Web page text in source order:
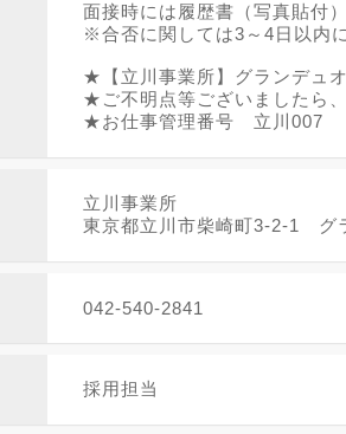
面接時には履歴書（写真貼付
※合否に関しては3～4日以内
★【立川事業所】グランデュ
★ご不明点等ございましたら
★お仕事管理番号 立川007
立川事業所
東京都立川市柴崎町3-2-1 グ
042-540-2841
採用担当